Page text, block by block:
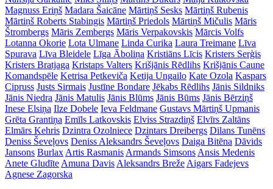
Magnuss Eriņš Madara Šaicāne Mārtiņš Sesks Mārtiņš Rubenis
Mārtiņš Roberts Stabingis Mārtiņš Priedols Mārtiņš Mičulis Māris
Štrombergs Māris Zembergs Māris Verpakovskis Mārcis Volfs
Lotanna Okorie Lota Ulmane Linda Curika Laura Treimane Līva
Spurava Līva Bleidele Līga Āboliņa Kristiāns Līcis Kristers Serģis
Kristers Bratjaga Kristaps Valters Krišjānis Rēdlihs Krišjānis Caune
Komandspēle Ketrisa Petkeviča Ketija Ungailo Kate Ozola Kaspars
Cipruss Justs Sirmais Justīne Bondare Jēkabs Rēdlihs Jānis Sildniks
Jānis Niedra Jānis Matulis Jānis Blūms Jānis Būms Jānis Bērziņš
Inese Elsiņa Ilze Dobele Ieva Feldmane Gustavs Mārtiņš Upmanis
Grēta Grantiņa Emīls Latkovskis Elviss Strazdiņš Elvīrs Zaltāns
Elmārs Kehris Dzintra Ozolniece Dzintars Dreibergs Dilans Tunēns
Deniss Ševeļovs Deniss Aleksandrs Ševeļovs Daiga Bitēna Dāvids
Jansons Burlax Artis Rasmanis Armands Simsons Ansis Medenis
Anete Gludīte Amuna Davis Aleksandrs Breže Aigars Fadejevs
Agnese Zagorska